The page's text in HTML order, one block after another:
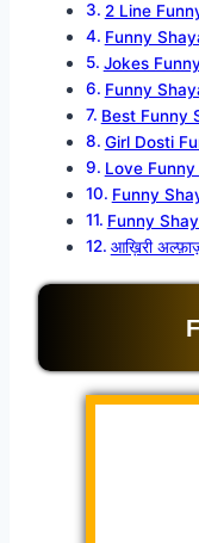
2 Line
Funny
Jokes
Funny
Best Funny
Girl Dosti
Love
Funny
Funny
आख़िरी